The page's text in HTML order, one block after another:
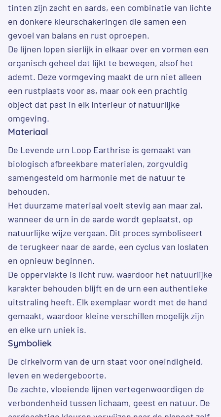
tinten zijn zacht en aards, een combinatie van lichte
en donkere kleurschakeringen die samen een
gevoel van balans en rust oproepen.
De lijnen lopen sierlijk in elkaar over en vormen een
organisch geheel dat lijkt te bewegen, alsof het
ademt. Deze vormgeving maakt de urn niet alleen
een rustplaats voor as, maar ook een prachtig
object dat past in elk interieur of natuurlijke
omgeving.
Materiaal
De Levende urn Loop Earthrise is gemaakt van
biologisch afbreekbare materialen, zorgvuldig
samengesteld om harmonie met de natuur te
behouden.
Het duurzame materiaal voelt stevig aan maar zal,
wanneer de urn in de aarde wordt geplaatst, op
natuurlijke wijze vergaan. Dit proces symboliseert
de terugkeer naar de aarde, een cyclus van loslaten
en opnieuw beginnen.
De oppervlakte is licht ruw, waardoor het natuurlijke
karakter behouden blijft en de urn een authentieke
uitstraling heeft. Elk exemplaar wordt met de hand
gemaakt, waardoor kleine verschillen mogelijk zijn
en elke urn uniek is.
Symboliek
De cirkelvorm van de urn staat voor oneindigheid,
leven en wedergeboorte.
De zachte, vloeiende lijnen vertegenwoordigen de
verbondenheid tussen lichaam, geest en natuur. De